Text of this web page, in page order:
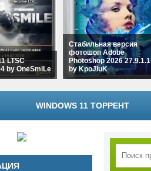
LTSC
by OneSmiLe
Стабильная версия
фотошоп Adobe
Photoshop 2026 27.9.1.1
by KpoJIuK
WINDOWS 11 ТОРРЕНТ